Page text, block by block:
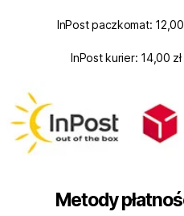
InPost paczkomat: 12,00
InPost kurier: 14,00 zł
Metody